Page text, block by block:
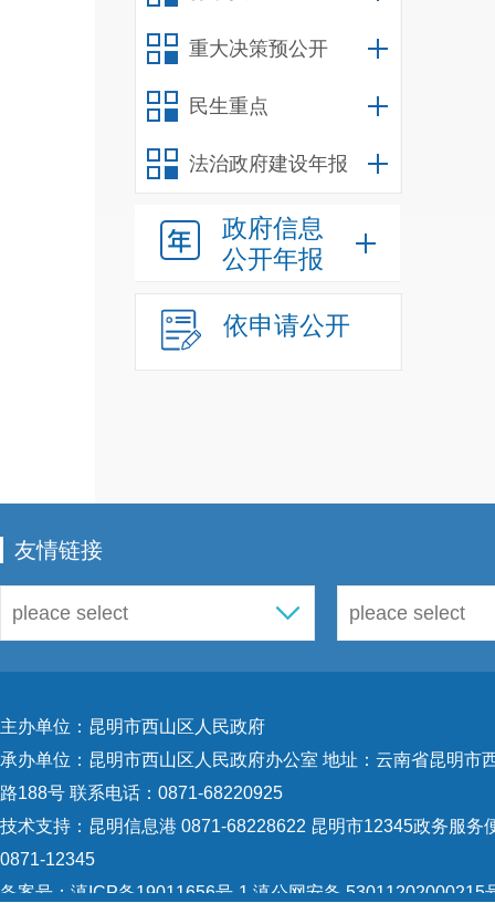
重大决策预公开
民生重点
法治政府建设年报
政府信息
公开年报
依申请公开
友情链接
主办单位：昆明市西山区人民政府
承办单位：昆明市西山区人民政府办公室 地址：云南省昆明市
路188号 联系电话：0871-68220925
技术支持： 昆明信息港 0871-68228622 昆明市12345政务服务
0871-12345
备案号： 滇ICP备19011656号-1 滇公网安备 53011202000215